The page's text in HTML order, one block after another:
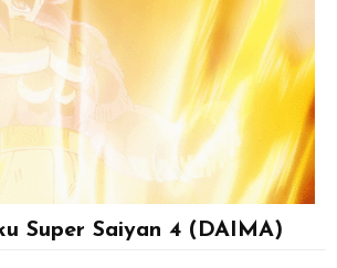
Super Saiyan 4 (DAIMA)